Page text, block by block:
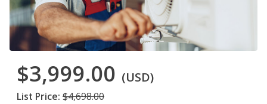
$3,999.00 (USD)
List Price: $4,698.00